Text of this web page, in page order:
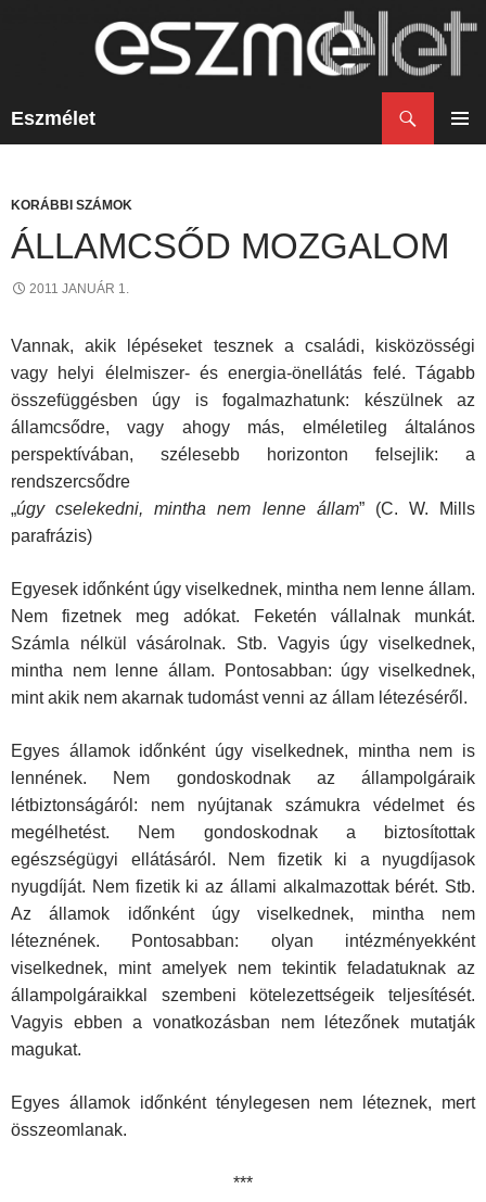
Eszmélet
KORÁBBI SZÁMOK
ÁLLAMCSŐD MOZGALOM
2011 JANUÁR 1.
Vannak, akik lépéseket tesznek a családi, kisközösségi
vagy helyi élelmiszer- és energia-önellátás felé. Tágabb
összefüggésben úgy is fogalmazhatunk: készülnek az
államcsődre, vagy ahogy más, elméletileg általános
perspektívában, szélesebb horizonton felsejlik: a
rendszercsődre
„úgy cselekedni, mintha nem lenne állam” (C. W. Mills
parafrázis)
Egyesek időnként úgy viselkednek, mintha nem lenne állam.
Nem fizet­nek meg adókat. Feketén vállalnak munkát.
Számla nélkül vásárolnak. Stb. Vagyis úgy viselkednek,
mintha nem lenne állam. Pontosabban: úgy viselkednek,
mint akik nem akarnak tudomást venni az állam léte­zéséről.
Egyes államok időnként úgy viselkednek, mintha nem is
lennének. Nem gondoskodnak az állampolgáraik
létbiztonságáról: nem nyújtanak számukra védelmet és
megélhetést. Nem gondoskodnak a biztosítottak
egészségügyi ellátásáról. Nem fizetik ki a nyugdíjasok
nyugdíját. Nem fizetik ki az állami alkalmazottak bérét. Stb.
Az államok időnként úgy vi­selkednek, mintha nem
léteznének. Pontosabban: olyan intézményekként
viselkednek, mint amelyek nem tekintik feladatuknak az
állampolgáraikkal szembeni kötelezettségeik teljesítését.
Vagyis ebben a vonatkozásban nem létezőnek mutatják
magukat.
Egyes államok időnként ténylegesen nem léteznek, mert
összeom­lanak.
***